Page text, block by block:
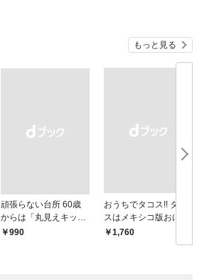
もっと見る
頑張らない台所 60歳
からは「丸見えキッチ
ン」でラクしておいし
￥990
おうちでタコス!! タコ
スはメキシコ版おにぎ
りだ！
￥1,760